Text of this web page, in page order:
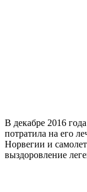
В декабре 2016
потратила на его
Норвегии и
выздоровление